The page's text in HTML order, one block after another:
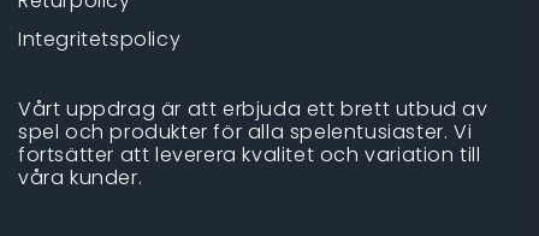
Integritetspolicy
Vårt uppdrag är att erbjuda ett brett utbud av
spel och produkter för alla spelentusiaster. Vi
fortsätter att leverera kvalitet och variation till
våra kunder.